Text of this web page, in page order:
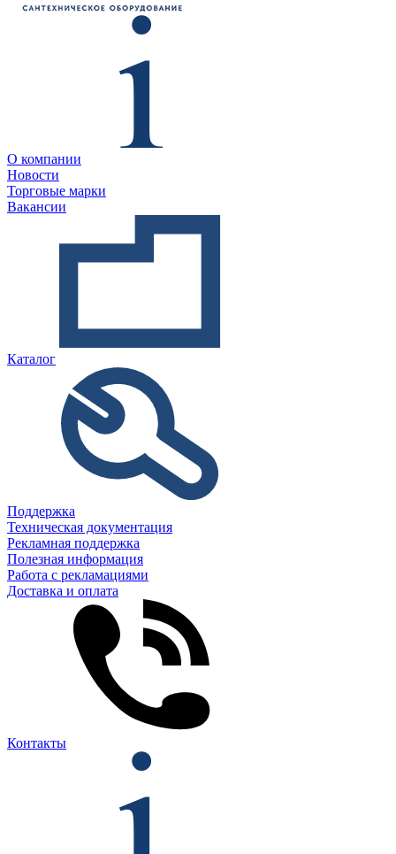
О компании
Новости
Торговые марки
Вакансии
Каталог
Поддержка
Техническая документация
Рекламная поддержка
Полезная информация
Работа с рекламациями
Доставка и оплата
Контакты